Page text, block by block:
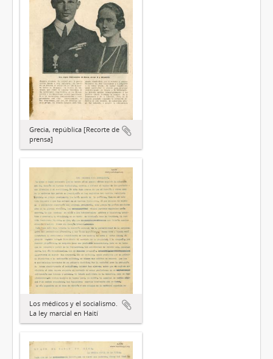
Grecia, república [Recorte de
prensa]
Los médicos y el socialismo.
La ley marcial en Haití